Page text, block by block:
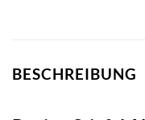
BESCHREIBUNG